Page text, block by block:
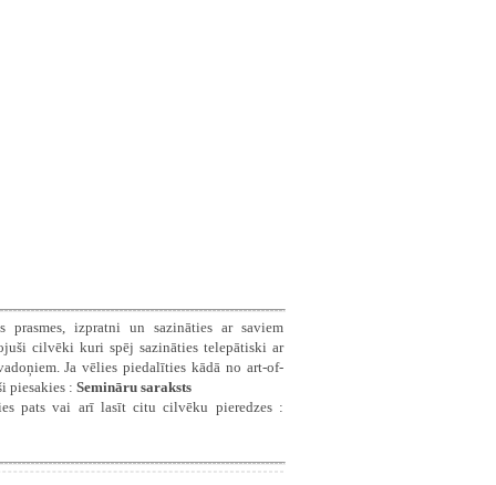
izpratni un sazināties ar saviem
cilvēki kuri spēj sazināties telepātiski ar
Ja vēlies piedalīties kādā no art-of-
piesakies : Semināru saraksts
pats vai arī lasīt citu cilvēku pieredzes :